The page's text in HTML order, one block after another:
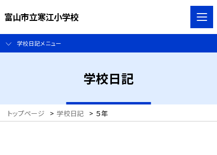
富山市立寒江小学校
学校日記メニュー
学校日記
トップページ > 学校日記 > ５年